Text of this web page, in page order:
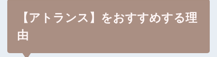
【アトランス】をおすすめする理
由